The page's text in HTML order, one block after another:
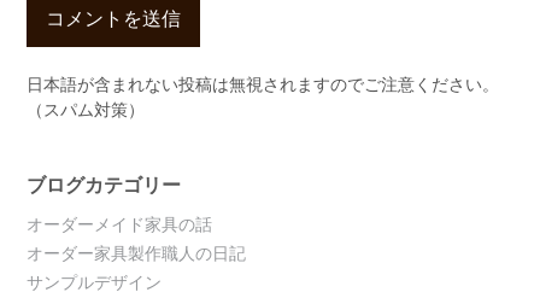
日本語が含まれない投稿は無視されますのでご注意ください。
（スパム対策）
ブログカテゴリー
オーダーメイド家具の話
オーダー家具製作職人の日記
サンプルデザイン